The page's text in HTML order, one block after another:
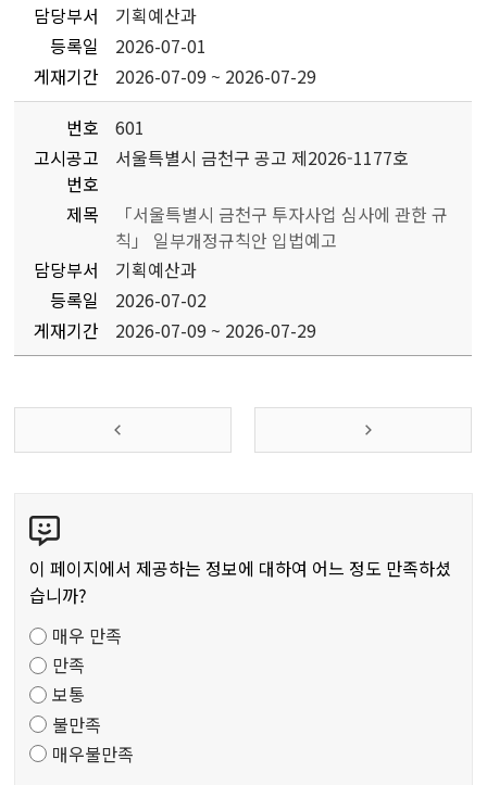
담당부서
기획예산과
등록일
2026-07-01
게재기간
2026-07-09 ~ 2026-07-29
번호
601
고시공고
번호
서울특별시 금천구 공고 제2026-1177호
제목
「서울특별시 금천구 투자사업 심사에 관한 규
칙」 일부개정규칙안 입법예고
담당부서
기획예산과
등록일
2026-07-02
게재기간
2026-07-09 ~ 2026-07-29
텐
츠
만
도
조
사
이 페이지에서 제공하는 정보에 대하여 어느 정도 만족하셨
습니까?
매우 만족
만족
보통
불만족
매우불만족